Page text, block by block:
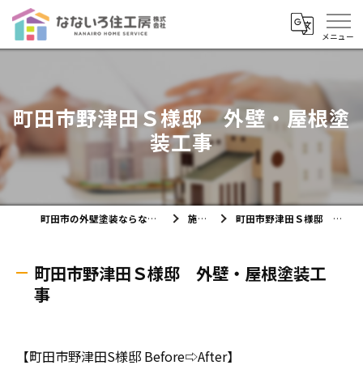
町田市野津田Ｓ様邸 外壁・屋根塗
装工事
町田市の外壁塗装ならなないろ住工房株式会社 施工実績 町田市野津田Ｓ様邸 外壁・屋根塗装工事
町田市野津田Ｓ様邸 外壁・屋根塗装工
事
【町田市野津田S様邸 Before⇨After】